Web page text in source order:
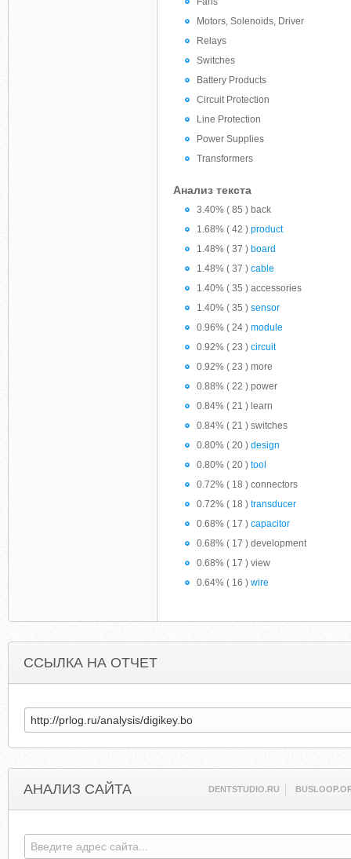
Motors, Solenoids, Driver
Relays
Switches
Battery Products
Circuit Protection
Line Protection
Power Supplies
Transformers
Анализ текста
3.40% ( 85 ) back
1.68% ( 42 ) product
1.48% ( 37 ) board
1.48% ( 37 ) cable
1.40% ( 35 ) accessories
1.40% ( 35 ) sensor
0.96% ( 24 ) module
0.92% ( 23 ) circuit
0.92% ( 23 ) more
0.88% ( 22 ) power
0.84% ( 21 ) learn
0.84% ( 21 ) switches
0.80% ( 20 ) design
0.80% ( 20 ) tool
0.72% ( 18 ) connectors
0.72% ( 18 ) transducer
0.68% ( 17 ) capacitor
0.68% ( 17 ) development
0.68% ( 17 ) view
0.64% ( 16 ) wire
ССЫЛКА НА ОТЧЕТ
АНАЛИЗ САЙТА DENTSTUDIO.RU